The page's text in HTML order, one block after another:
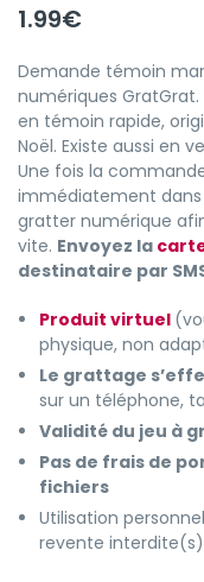
1.99€
Demande témoin
numériques
en témoin rapide,
Noël. Existe aussi en
Une fois la
immédiatement
gratter numérique
vite. Envoyez la
destinataire par
Produit virtuel
physique, non
Le grattage
sur un téléphone,
Validité du jeu à
Pas de frais de
fichiers
Utilisation
revente interdite(s)